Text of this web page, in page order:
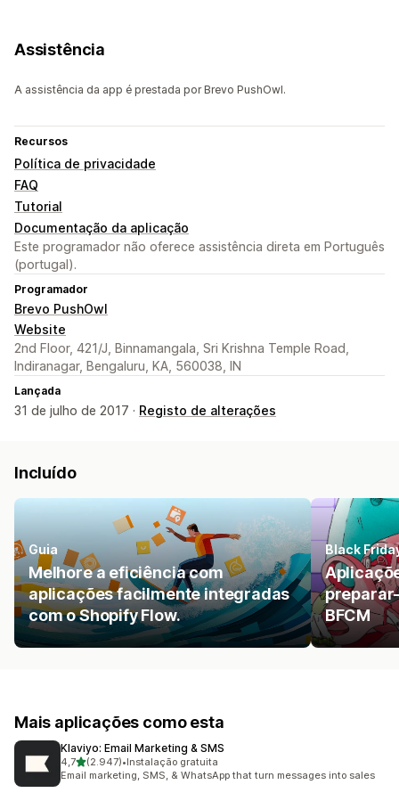
Assistência
A assistência da app é prestada por Brevo PushOwl.
Recursos
Política de privacidade
FAQ
Tutorial
Documentação da aplicação
Este programador não oferece assistência direta em Português
(portugal).
Programador
Brevo PushOwl
Website
2nd Floor, 421/J, Binnamangala, Sri Krishna Temple Road,
Indiranagar, Bengaluru, KA, 560038, IN
Lançada
31 de julho de 2017 · Registo de alterações
Incluído
Guia
Melhore a eficiência com
aplicações facilmente integradas
com o Shopify Flow.
Black
BFCM
Mais aplicações como esta
Klaviyo: Email Marketing & SMS
4,7de 5 estrelas
(2.947)
2947 total de avaliações
•Instalação gratuita
Email marketing, SMS, & WhatsApp that turn messages into sales